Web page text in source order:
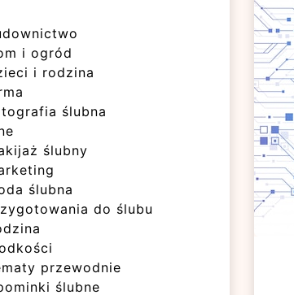
i ogród
i rodzina
ślubna
ślubny
ślubna
do ślubu
przewodnie
ślubne